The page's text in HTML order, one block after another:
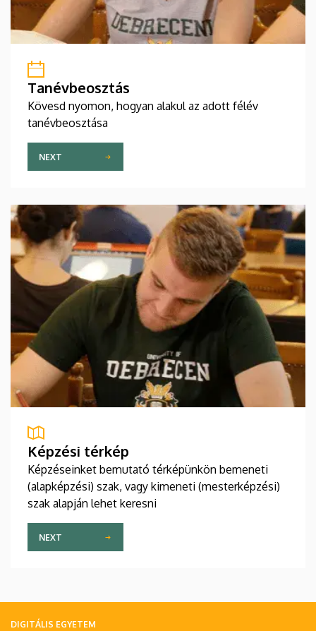
Tanévbeosztás
Kövesd nyomon, hogyan alakul az adott félév
tanévbeosztása
NEXT
Képzési térkép
Képzéseinket bemutató térképünkön bemeneti
(alapképzési) szak, vagy kimeneti (mesterképzési)
szak alapján lehet keresni
NEXT
DIGITÁLIS EGYETEM